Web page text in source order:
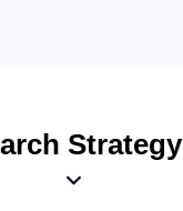
Strategy